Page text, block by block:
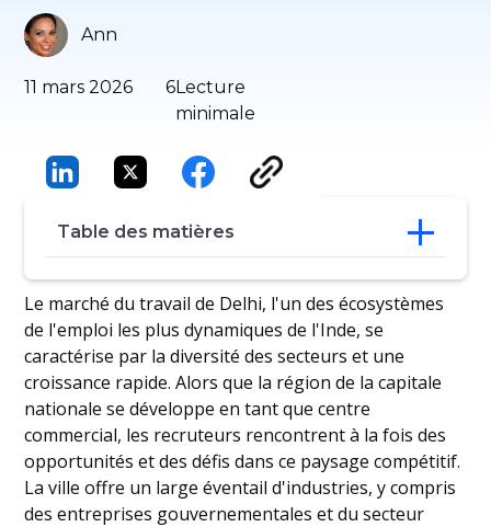
11 mars 2026 6Lecture
minimale
Ann
Table des matières
Publiez vos offres d'emploi à partir d'une
seule plateforme
Les meilleurs sites d'emploi à Delhi pour
les recruteurs
Conclusion
Le marché du travail de Delhi, l'un des écosystèmes
de l'emploi les plus dynamiques de l'Inde, se
caractérise par la diversité des secteurs et une
croissance rapide. Alors que la région de la capitale
nationale se développe en tant que centre
commercial, les recruteurs rencontrent à la fois des
opportunités et des défis dans ce paysage compétitif.
La ville offre un large éventail d'industries, y compris
des entreprises gouvernementales et du secteur